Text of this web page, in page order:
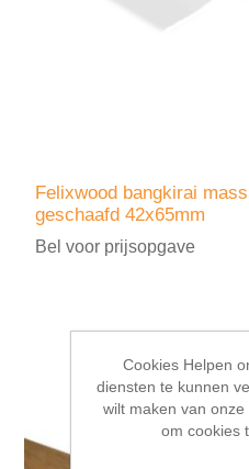
Felixwood bangkirai
geschaafd 42x65mm
Bel voor prijsopgave
Cookies Helpen
diensten te kunnen
wilt maken van
om cookies